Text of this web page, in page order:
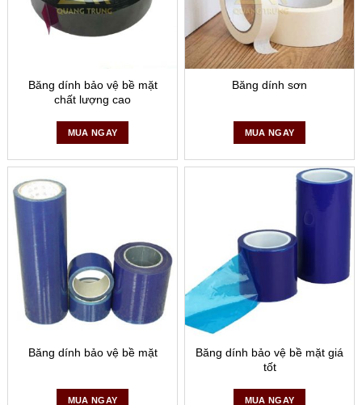
Băng dính bảo vệ bề mặt
chất lượng cao
MUA NGAY
Băng dính sơn
MUA NGAY
Băng dính bảo vệ bề mặt
MUA NGAY
Băng dính bảo vệ bề mặt giá
tốt
MUA NGAY